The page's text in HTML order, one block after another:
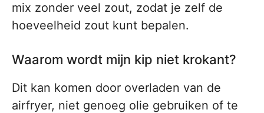
mix zonder veel zout, zodat je zelf de
hoeveelheid zout kunt bepalen.
Waarom wordt mijn kip niet krokant?
Dit kan komen door overladen van de
airfryer, niet genoeg olie gebruiken of te